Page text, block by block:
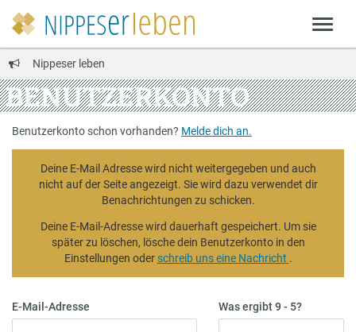
Nippeser leben
BENUTZERKONTO
Benutzerkonto schon vorhanden? Melde dich an.
Deine E-Mail Adresse wird nicht weitergegeben und auch
nicht auf der Seite angezeigt. Sie wird dazu verwendet dir
Benachrichtungen zu schicken.
Deine E-Mail-Adresse wird dauerhaft gespeichert. Um sie
später zu löschen, lösche dein Benutzerkonto in den
Einstellungen oderschreib uns eine Nachricht .
E-Mail-Adresse Was ergibt 9 - 5?